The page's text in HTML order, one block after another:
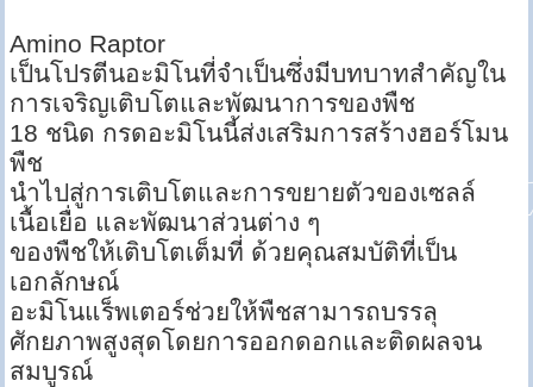
Amino Raptor
เป็นโปรตีนอะมิโนที่จำเป็นซึ่งมีบทบาทสำคัญใน
การเจริญเติบโตและพัฒนาการของพืช
18 ชนิด กรดอะมิโนนี้ส่งเสริมการสร้างฮอร์โมน
พืช
นำไปสู่การเติบโตและการขยายตัวของเซลล์
เนื้อเยื่อ และพัฒนาส่วนต่าง ๆ
ของพืชให้เติบโตเต็มที่ ด้วยคุณสมบัติที่เป็น
เอกลักษณ์
อะมิโนแร็พเตอร์ช่วยให้พืชสามารถบรรลุ
ศักยภาพสูงสุดโดยการออกดอกและติดผลจน
สมบูรณ์